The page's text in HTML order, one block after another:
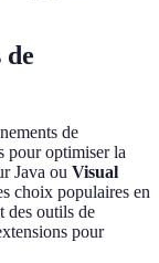
de
pour optimiser la
Java ou Visual
choix populaires en
des outils de
pour